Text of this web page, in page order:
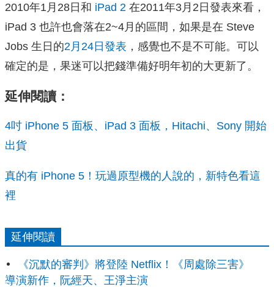
2010年1月28日和 iPad 2 在2011年3月2日發表來看，
iPad 3 也許也會落在2~4月的區間，如果是在 Steve
Jobs 生日的2月24日發表 ，感覺也不是不可能。可以
確定的是，果迷可以把錢準備好明年初的大更新了。
延伸閱讀：
4吋 iPhone 5 面板、iPad 3 面板，Hitachi、Sony 開始
出貨
真的有 iPhone 5！玩過原型機的人說的，新特色看這
裡
延伸閱讀
《沉默的審判》將登陸 Netflix！《周處除三害》
導演新作，阮經天、王淨主演